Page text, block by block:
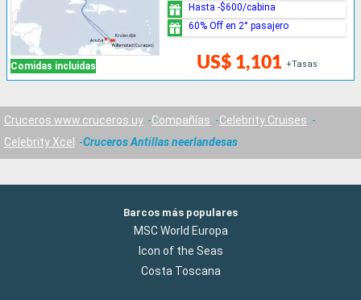
Comidas incluidas US$ 1,101 +Tasas
Hasta -$600/cabina
60% Off en 2° pasajero
Cruceros www.cruceros.uy Compañías
Celebrity Cruises
Celebrity Xcel
Cruceros Antillas neerlandesas
Barcos más populares
MSC World Europa
Icon of the Seas
Costa Toscana